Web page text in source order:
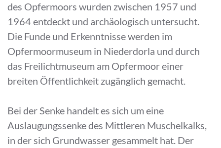
des Opfermoors wurden zwischen 1957 und
1964 entdeckt und archäologisch untersucht.
Die Funde und Erkenntnisse werden im
Opfermoormuseum in Niederdorla und durch
das Freilichtmuseum am Opfermoor einer
breiten Öffentlichkeit zugänglich gemacht.
Bei der Senke handelt es sich um eine
Auslaugungssenke des Mittleren Muschelkalks,
in der sich Grundwasser gesammelt hat. Der